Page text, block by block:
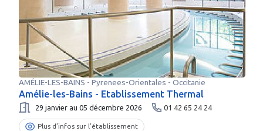
AMÉLIE-LES-BAINS - Pyrenees-Orientales - Occitanie
Amélie-les-Bains - Etablissement Thermal
29 janvier au 05 décembre 2026 01 42 65 24 24
Plus d’infos sur l’établissement